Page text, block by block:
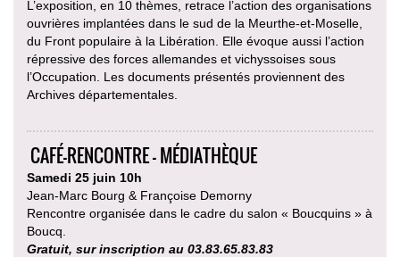
L’exposition, en 10 thèmes, retrace l’action des organisations
ouvrières implantées dans le sud de la Meurthe-et-Moselle,
du Front populaire à la Libération. Elle évoque aussi l’action
répressive des forces allemandes et vichyssoises sous
l’Occupation. Les documents présentés proviennent des
Archives départementales.
CAFÉ-RENCONTRE - MÉDIATHÈQUE
Samedi 25 juin 10h
Jean-Marc Bourg & Françoise Demorny
Rencontre organisée dans le cadre du salon « Boucquins » à
Boucq.
Gratuit, sur inscription au 03.83.65.83.83